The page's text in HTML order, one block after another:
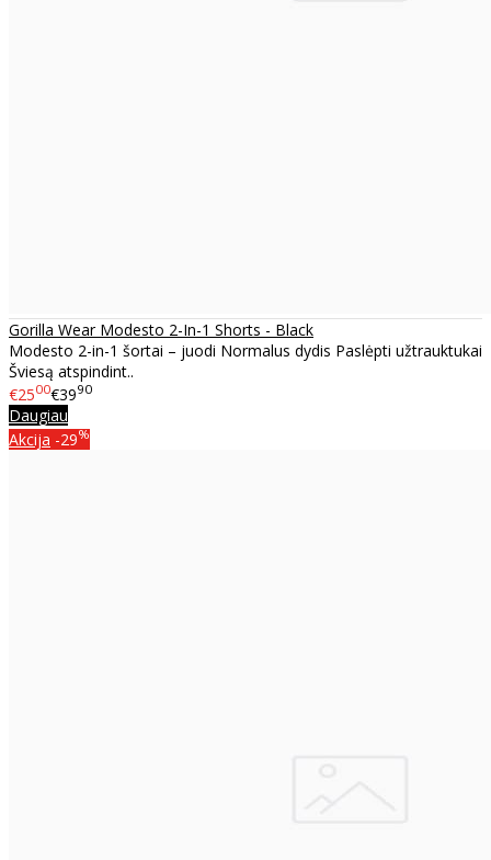
Gorilla Wear Modesto 2-In-1 Shorts - Black
Modesto 2-in-1 šortai – juodi Normalus dydis Paslėpti užtrauktukai
Šviesą atspindint..
€2500€3990
Daugiau
Akcija -29%